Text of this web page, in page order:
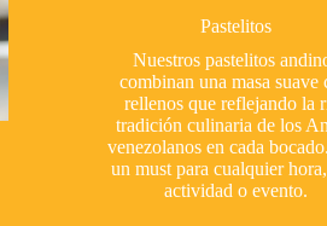
Pastelitos
Nuestros pastelitos
combinan una masa suave
rellenos que reflejando la
tradición culinaria de los
venezolanos en cada
un must para cualquier
actividad o evento.